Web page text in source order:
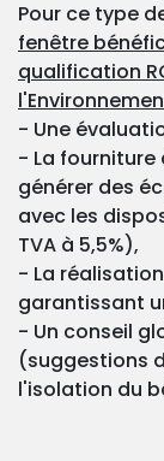
Pour ce type
fenêtre
qualification
- Une
- La fourniture
générer des
avec les
TVA à 5,5%),
- La
garantissant
- Un conseil
(suggestions
l'isolation du